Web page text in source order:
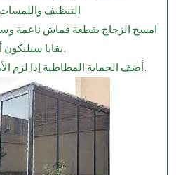
7.⁠ ⁠التنظيف واللمسات
امسح الزجاج بقطعة قماش ناعمة
بقايا سيليكون أو أتربة.
أضف الحماية المطاطية إذا لزم الأمر لمنع الاحتكاك أو الكسر.